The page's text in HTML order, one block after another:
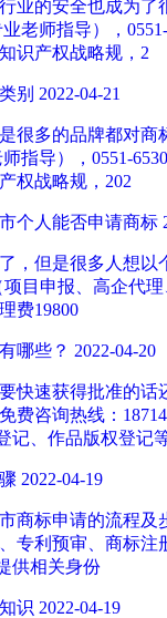
业的安全也成为
老师指导），
识产权战略规，2
别 2022-04-21
很多的品牌都对
指导），0551-
权战略规，202
个人能否申请商标
，但是很多人想
项目申报、高企
费19800
哪些？ 2022-04-20
快速获得批准的
费咨询热线：
记、作品版权登记
2022-04-19
商标申请的流程
专利预审、商标
供相关身份
识 2022-04-19